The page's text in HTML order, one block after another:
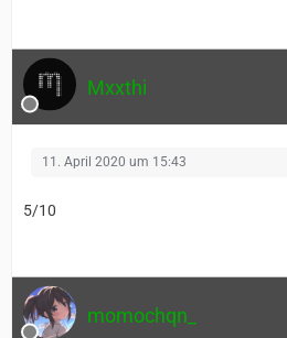
Mxxthi
11. April 2020 um 15:43
5/10
momochqn_